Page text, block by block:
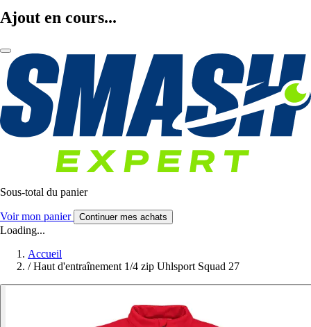
Ajout en cours...
Sous-total du panier
Voir mon panier Continuer mes achats
Loading...
Accueil
/ Haut d'entraînement 1/4 zip Uhlsport Squad 27